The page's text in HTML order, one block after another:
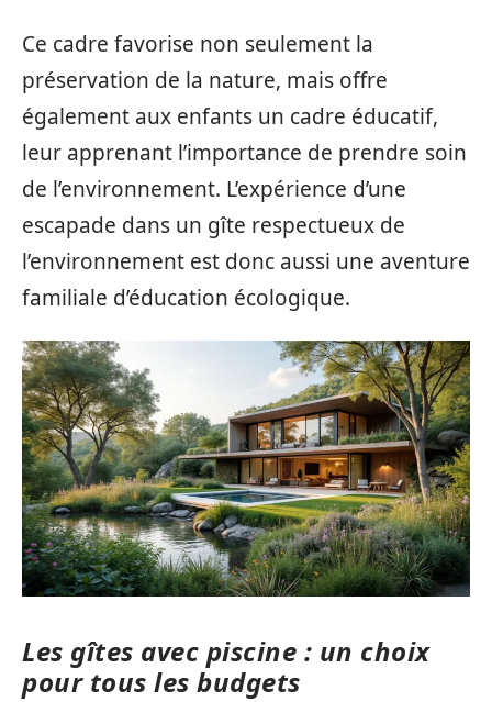
Ce cadre favorise non seulement la
préservation de la nature, mais offre
également aux enfants un cadre éducatif,
leur apprenant l’importance de prendre soin
de l’environnement. L’expérience d’une
escapade dans un gîte respectueux de
l’environnement est donc aussi une aventure
familiale d’éducation écologique.
Les gîtes avec piscine : un choix
pour tous les budgets